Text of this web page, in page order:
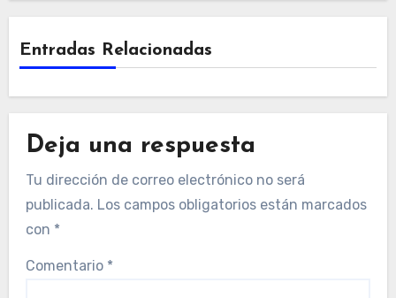
Entradas Relacionadas
Deja una respuesta
Tu dirección de correo electrónico no será
publicada. Los campos obligatorios están marcados
con *
Comentario *